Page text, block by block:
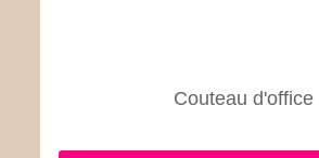
Couteau d'office